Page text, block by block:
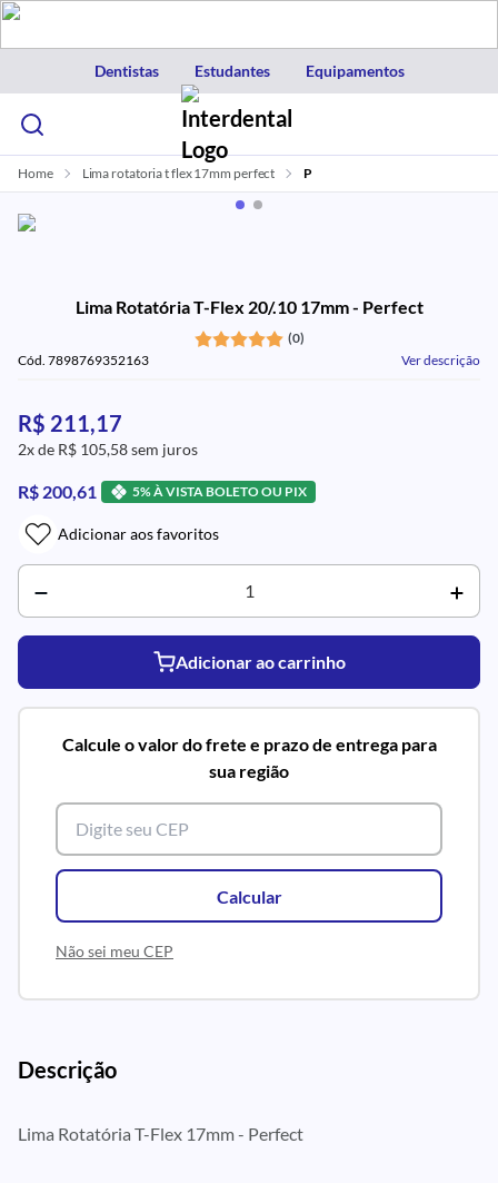
Dentistas Estudantes Equipamentos
Home Lima rotatoria t flex 17mm perfect P
Lima Rotatória T-Flex 20/.10 17mm - Perfect
(0)
Cód. 7898769352163
Ver descrição
R$ 211,17
2x de R$ 105,58 sem juros
R$ 200,61 5% À VISTA BOLETO OU PIX
Adicionar aos favoritos
Adicionar ao carrinho
Calcule o valor do frete e prazo de entrega para
sua região
Calcular
Não sei meu CEP
Descrição
Lima Rotatória T-Flex 17mm - Perfect